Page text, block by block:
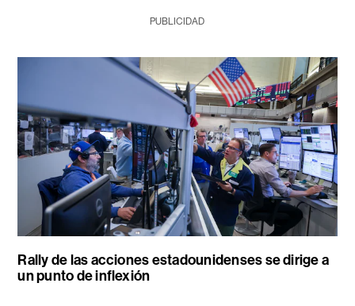
PUBLICIDAD
Rally de las acciones estadounidenses se dirige a
un punto de inflexión